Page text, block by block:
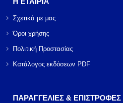
Σχετικά με μας
Όροι χρήσης
Πολιτική Προστασίας
Κατάλογος εκδόσεων PDF
ΠΑΡΑΓΓΕΛΙΕΣ & ΕΠΙΣΤΡΟΦΕΣ